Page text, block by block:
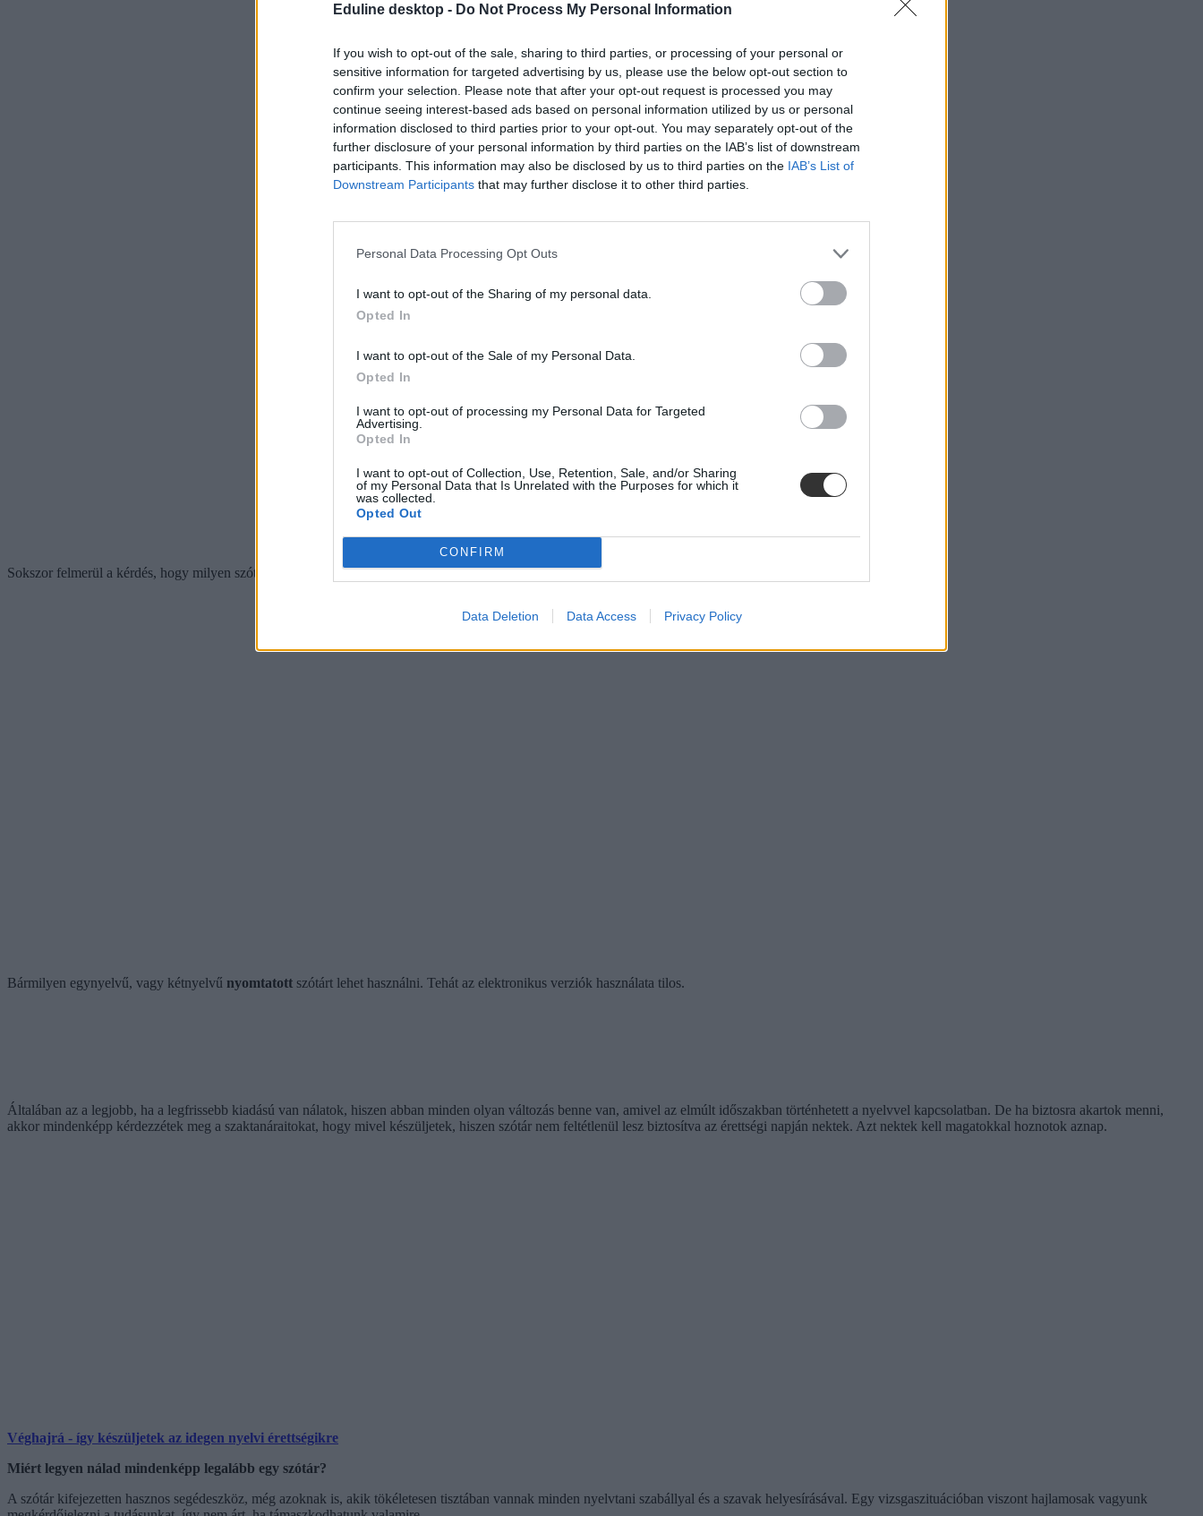
Eduline desktop - Do Not Process My Personal Information
If you wish to opt-out of the sale, sharing to third parties, or processing of your personal or
sensitive information for targeted advertising by us, please use the below opt-out section to
confirm your selection. Please note that after your opt-out request is processed you may
continue seeing interest-based ads based on personal information utilized by us or personal
information disclosed to third parties prior to your opt-out. You may separately opt-out of the
further disclosure of your personal information by third parties on the IAB’s list of downstream
participants. This information may also be disclosed by us to third parties on the IAB’s List of
Downstream Participants that may further disclose it to other third parties.
Personal Data Processing Opt Outs
I want to opt-out of the Sharing of my personal data.
Opted In
I want to opt-out of the Sale of my Personal Data.
Opted In
I want to opt-out of processing my Personal Data for Targeted
Advertising.
Opted In
I want to opt-out of Collection, Use, Retention, Sale, and/or Sharing
of my Personal Data that Is Unrelated with the Purposes for which it
was collected.
Opted Out
CONFIRM
Data Deletion Data Access Privacy Policy
Sokszor felmerül a kérdés, hogy milyen szótárt lehet használni az írásbelinél. Az Oktatási Hivatalnak ezzel kapcsolatban egy kikötése van:
Bármilyen egynyelvű, vagy kétnyelvű nyomtatott szótárt lehet használni. Tehát az elektronikus verziók használata tilos.
Általában az a legjobb, ha a legfrissebb kiadású van nálatok, hiszen abban minden olyan változás benne van, amivel az elmúlt időszakban történhetett a nyelvvel kapcsolatban. De ha biztosra akartok menni,
akkor mindenképp kérdezzétek meg a szaktanáraitokat, hogy mivel készüljetek, hiszen szótár nem feltétlenül lesz biztosítva az érettségi napján nektek. Azt nektek kell magatokkal hoznotok aznap.
Véghajrá - így készüljetek az idegen nyelvi érettségikre
Miért legyen nálad mindenképp legalább egy szótár?
A szótár kifejezetten hasznos segédeszköz, még azoknak is, akik tökéletesen tisztában vannak minden nyelvtani szabállyal és a szavak helyesírásával. Egy vizsgaszituációban viszont hajlamosak vagyunk